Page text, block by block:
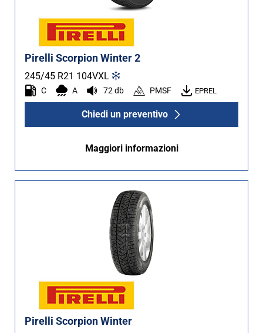
Pirelli Scorpion Winter 2
245/45 R21 104VXL
C A 72 db PMSF EPREL
Chiedi un preventivo
Maggiori informazioni
Pirelli Scorpion Winter